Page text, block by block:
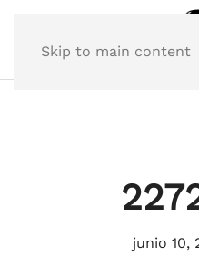
Skip to main content
junio 10,